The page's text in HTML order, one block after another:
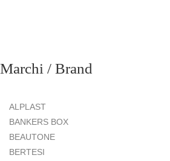
Marchi / Brand
ALPLAST
BANKERS BOX
BEAUTONE
BERTESI